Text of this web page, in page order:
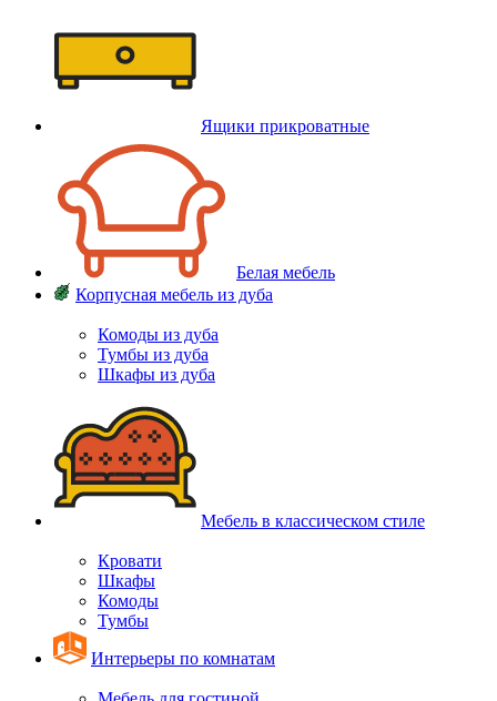
Ящики прикроватные
Белая мебель
Корпусная мебель из дуба
Комоды из дуба
Тумбы из дуба
Шкафы из дуба
Мебель в классическом стиле
Кровати
Шкафы
Комоды
Тумбы
Интерьеры по комнатам